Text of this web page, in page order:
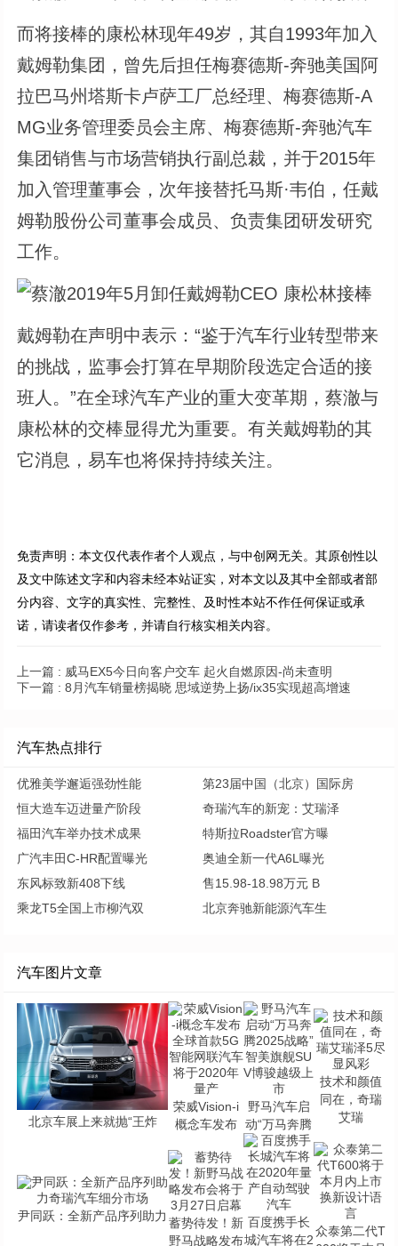
而将接棒的康松林现年49岁，其自1993年加入
戴姆勒集团，曾先后担任梅赛德斯-奔驰美国阿
拉巴马州塔斯卡卢萨工厂总经理、梅赛德斯-A
MG业务管理委员会主席、梅赛德斯-奔驰汽车
集团销售与市场营销执行副总裁，并于2015年
加入管理董事会，次年接替托马斯·韦伯，任戴
姆勒股份公司董事会成员、负责集团研发研究
工作。
戴姆勒在声明中表示：“鉴于汽车行业转型带来
的挑战，监事会打算在早期阶段选定合适的接
班人。”在全球汽车产业的重大变革期，蔡澈与
康松林的交棒显得尤为重要。有关戴姆勒的其
它消息，易车也将保持持续关注。
免责声明：本文仅代表作者个人观点，与中创网无关。其原创性以
及文中陈述文字和内容未经本站证实，对本文以及其中全部或者部
分内容、文字的真实性、完整性、及时性本站不作任何保证或承
诺，请读者仅作参考，并请自行核实相关内容。
上一篇 : 威马EX5今日向客户交车 起火自燃原因-尚未查明
下一篇 : 8月汽车销量榜揭晓 思域逆势上扬/ix35实现超高增速
汽车热点排行
优雅美学邂逅强劲性能
第23届中国（北京）国际房
恒大造车迈进量产阶段
奇瑞汽车的新宠：艾瑞泽
福田汽车举办技术成果
特斯拉Roadster官方曝
广汽丰田C-HR配置曝光
奥迪全新一代A6L曝光
东风标致新408下线
售15.98-18.98万元 B
乘龙T5全国上市柳汽双
北京奔驰新能源汽车生
汽车图片文章
北京车展上来就抛“王炸
荣威Vision-i
概念车发布
野马汽车启
动“万马奔腾
技术和颜值
同在，奇瑞
艾瑞
尹同跃：全新产品序列助力 蓄势待发！新
野马战略发布
百度携手长
城汽车将在2
众泰第二代T